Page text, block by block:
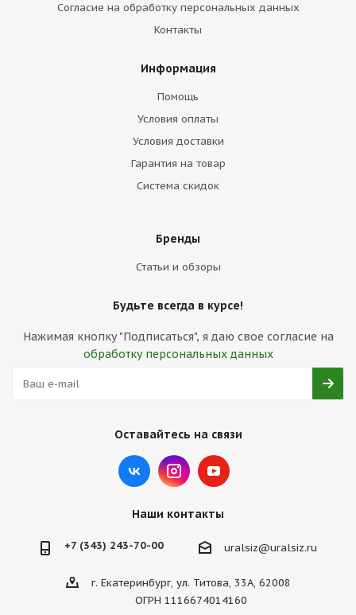
Согласие на обработку персональных данных
Контакты
Информация
Помощь
Условия оплаты
Условия доставки
Гарантия на товар
Система скидок
Бренды
Статьи и обзоры
Будьте всегда в курсе!
Нажимая кнопку "Подписаться", я даю свое согласие на
обработку персональных данных
Оставайтесь на связи
Наши контакты
+7 (343) 243-70-00 uralsiz@uralsiz.ru
г. Екатеринбург, ул. Титова, 33А, 62008
ОГРН 1116674014160